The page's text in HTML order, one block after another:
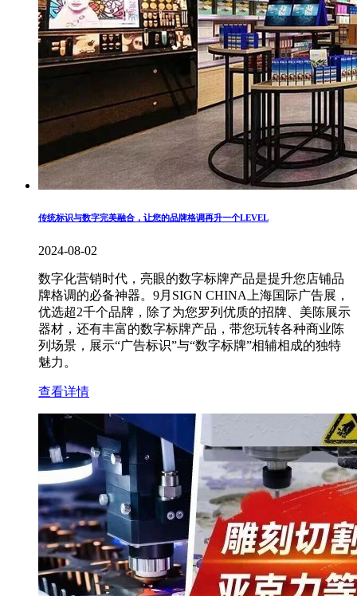
传统标识与数字完美融合，让您的品牌格调再升一个LEVEL
2024-08-02
数字化营销时代，亮眼的数字标牌产品是提升您店铺品
牌格调的必备神器。9月SIGN CHINA上海国际广告展，
优选超2千个品牌，除了为您罗列优质的招牌、美陈展示
器材，还有丰富的数字标牌产品，带您玩转各种商业陈
列场景，展示“广告标识”与“数字标牌”相辅相成的独特
魅力。
查看详情